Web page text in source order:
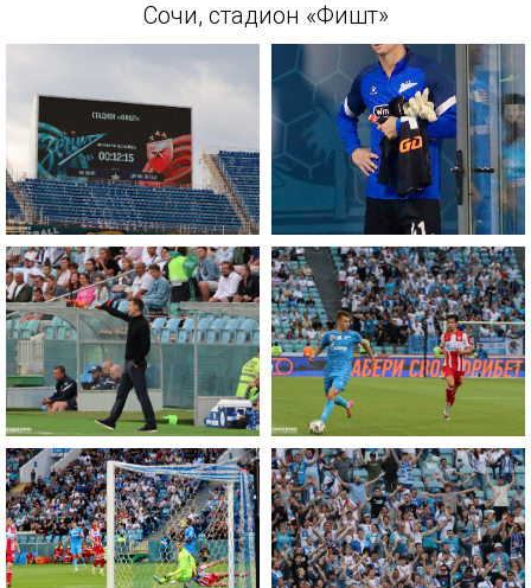
Сочи, стадион «Фишт»